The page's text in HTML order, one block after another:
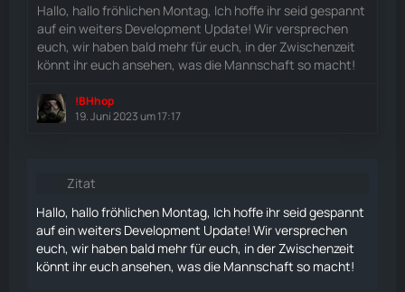
Hallo, hallo fröhlichen Montag, Ich hoffe ihr seid gespannt
auf ein weiters Development Update! Wir versprechen
euch, wir haben bald mehr für euch, in der Zwischenzeit
könnt ihr euch ansehen, was die Mannschaft so macht!
!BHhop
19. Juni 2023 um 17:17
Zitat
Hallo, hallo fröhlichen Montag, Ich hoffe ihr seid gespannt
auf ein weiters Development Update! Wir versprechen
euch, wir haben bald mehr für euch, in der Zwischenzeit
könnt ihr euch ansehen, was die Mannschaft so macht!